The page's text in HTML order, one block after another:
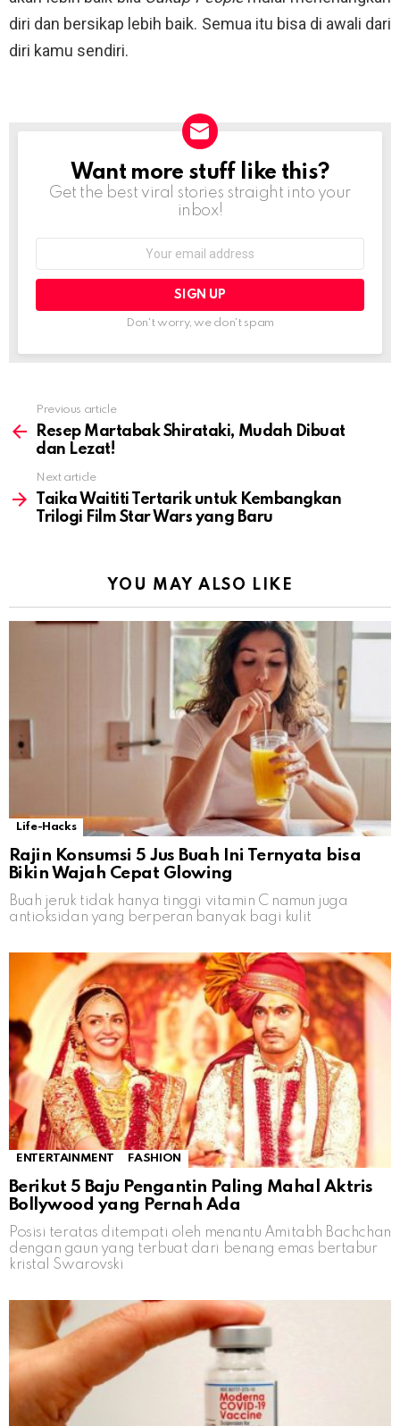
diri dan bersikap lebih baik. Semua itu bisa di awali dari
diri kamu sendiri.
NEWSLETTER
Want more stuff like this?
Get the best viral stories straight into your
inbox!
Don't worry, we don't spam
more
Previous article
Resep Martabak Shirataki, Mudah Dibuat
dan Lezat!
Next article
Taika Waititi Tertarik untuk Kembangkan
Trilogi Film Star Wars yang Baru
YOU MAY ALSO LIKE
Life-Hacks
Rajin Konsumsi 5 Jus Buah Ini Ternyata bisa
Bikin Wajah Cepat Glowing
Buah jeruk tidak hanya tinggi vitamin C namun juga
antioksidan yang berperan banyak bagi kulit
ENTERTAINMENT FASHION
Berikut 5 Baju Pengantin Paling Mahal Aktris
Bollywood yang Pernah Ada
Posisi teratas ditempati oleh menantu Amitabh Bachchan
dengan gaun yang terbuat dari benang emas bertabur
kristal Swarovski